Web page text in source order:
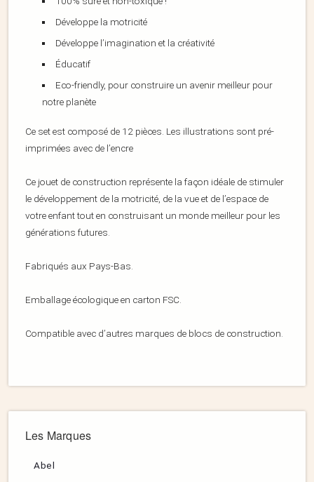
Développe la motricité
Développe l’imagination et la créativité
Éducatif
Eco-friendly, pour construire un avenir meilleur pour
notre planète
Ce set est composé de 12 pièces. Les illustrations sont pré-
imprimées avec de l’encre
Ce jouet de construction représente la façon idéale de stimuler
le développement de la motricité, de la vue et de l’espace de
votre enfant tout en construisant un monde meilleur pour les
générations futures.
Fabriqués aux Pays-Bas.
Emballage écologique en carton FSC.
Compatible avec d’autres marques de blocs de construction.
Les Marques
Abel